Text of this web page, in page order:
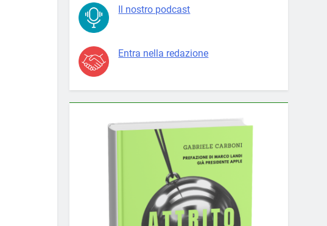
Il nostro podcast
Entra nella redazione